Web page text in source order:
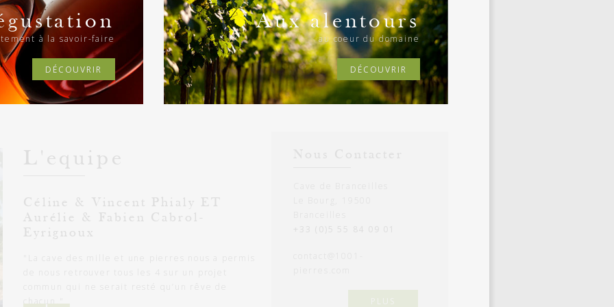
à la savoir-faire
DÉCOUVRIR
Aux alentours
au coeur du domaine
DÉCOUVRIR
L'equipe
Céline & Vincent Phialy ET
Aurélie & Fabien Cabrol-
Eyrignoux
chacun."
PLUS